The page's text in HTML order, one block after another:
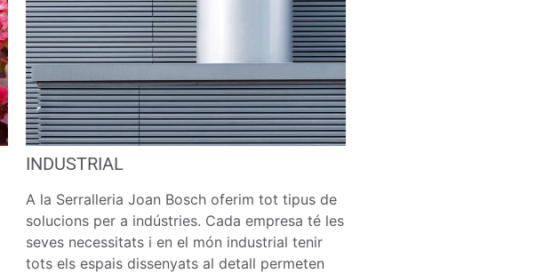
INDUSTRIAL
A la Serralleria Joan Bosch oferim tot tipus de
solucions per a indústries. Cada empresa té les
seves necessitats i en el món industrial tenir
tots els espais dissenyats al detall permeten